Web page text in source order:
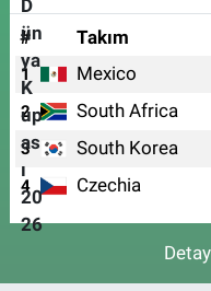
# Takım
1 Mexico
2 South Africa
3 South Korea
4 Czechia